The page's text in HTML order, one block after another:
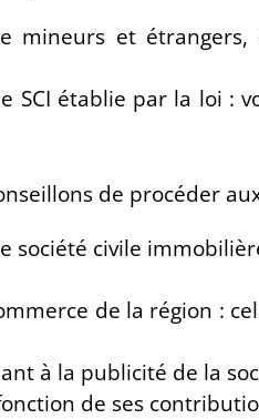
mineurs et
SCI établie par la loi :
de procéder
société civile
de la région :
à la publicité de la
de ses